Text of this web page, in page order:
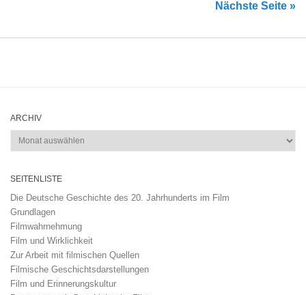
Nächste Seite »
ARCHIV
Archiv
SEITENLISTE
Die Deutsche Geschichte des 20. Jahrhunderts im Film
Grundlagen
Filmwahrnehmung
Film und Wirklichkeit
Zur Arbeit mit filmischen Quellen
Filmische Geschichtsdarstellungen
Film und Erinnerungskultur